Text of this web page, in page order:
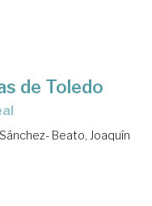
de Toledo
Beato, Joaquín